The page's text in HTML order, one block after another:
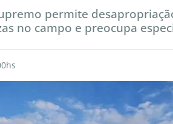
permite
no campo e preocupa